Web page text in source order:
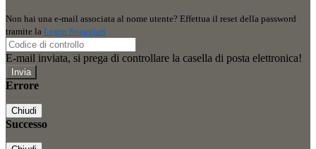
Non hai una e-mail associata al nome utente? Effettua il reset della password
tramite la Login Spaggiari
E-mail inviata, si prega di controllare la casella di posta elettronica!
Errore
Chiudi
Successo